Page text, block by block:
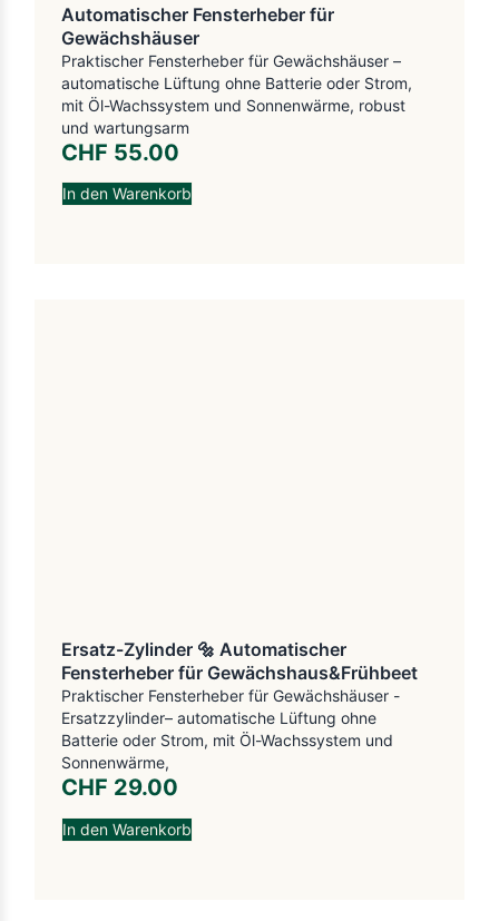
Automatischer Fensterheber für
Gewächshäuser
Praktischer Fensterheber für Gewächshäuser –
automatische Lüftung ohne Batterie oder Strom,
mit Öl-Wachssystem und Sonnenwärme, robust
und wartungsarm
CHF 55.00
In den Warenkorb
Ersatz-Zylinder 🔩 Automatischer
Fensterheber für Gewächshaus&Frühbeet
Praktischer Fensterheber für Gewächshäuser -
Ersatzzylinder– automatische Lüftung ohne
Batterie oder Strom, mit Öl-Wachssystem und
Sonnenwärme,
CHF 29.00
In den Warenkorb